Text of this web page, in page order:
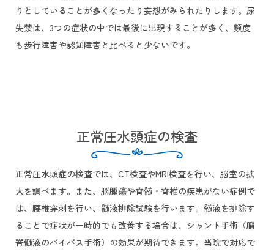
りとしていることが多くなったり妄想がみられたりします。尿
失禁は、3つの症状の中では最後に出現することが多く、頻度
も歩行障害や認知障害と比べると少ないです。
正常圧水頭症の検査
正常圧水頭症の検査では、CT検査やMRI検査を行い、脳室の拡
大を調べます。また、脳腫瘍や脊髄・脊椎の疾患がない症例で
は、腰椎穿刺を行い、髄液排除試験を行います。髄液を排除す
ることで症状が一時的でも改善する場合は、シャント手術（脳
脊髄液のバイパス手術）の効果が期待できます。当院で対応で